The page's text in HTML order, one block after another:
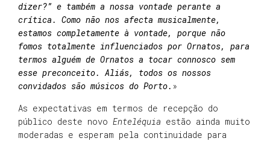
dizer?” e também a nossa vontade perante a
crítica. Como não nos afecta musicalmente,
estamos completamente à vontade, porque não
fomos totalmente influenciados por Ornatos, para
termos alguém de Ornatos a tocar connosco sem
esse preconceito. Aliás, todos os nossos
convidados são músicos do Porto. »
As expectativas em termos de recepção do
público deste novo Enteléquia estão ainda muito
moderadas e esperam pela continuidade para